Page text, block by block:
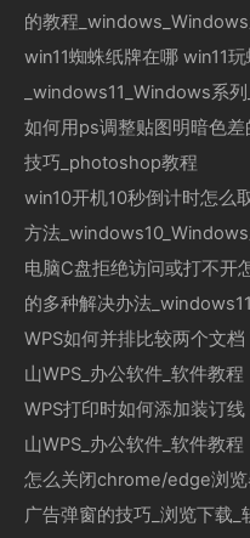
的教程
win11蜘蛛纸牌在哪 win11
_windows11_Windows系
如何用ps调整贴图明暗色
技巧_photoshop教程
win10开机10秒倒计时怎么
方法
电脑C盘拒绝访问或打不开
的多种解决办法
WPS如何并排比较两个文
山WPS_办公软件_软件教程
WPS打印时如何添加装订
山WPS_办公软件_软件教程
怎么关闭chrome/edge浏
广告弹窗的技巧_浏览下载_